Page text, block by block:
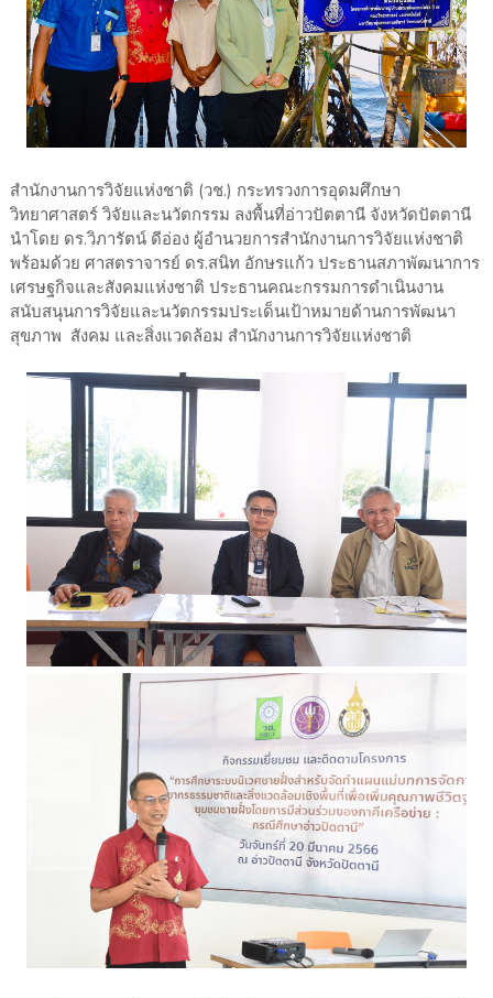
สำนักงานการวิจัยแห่งชาติ (วช.) กระทรวงการอุดมศึกษา
วิทยาศาสตร์ วิจัยและนวัตกรรม ลงพื้นที่อ่าวปัตตานี จังหวัดปัตตานี
นำโดย ดร.วิภารัตน์ ดีอ่อง ผู้อำนวยการสำนักงานการวิจัยแห่งชาติ
พร้อมด้วย ศาสตราจารย์ ดร.สนิท อักษรแก้ว ประธานสภาพัฒนาการ
เศรษฐกิจและสังคมแห่งชาติ ประธานคณะกรรมการดำเนินงาน
สนับสนุนการวิจัยและนวัตกรรมประเด็นเป้าหมายด้านการพัฒนา
สุขภาพ สังคม และสิ่งแวดล้อม สำนักงานการวิจัยแห่งชาติ